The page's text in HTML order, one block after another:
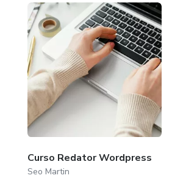
Curso Redator Wordpress
Seo Martin